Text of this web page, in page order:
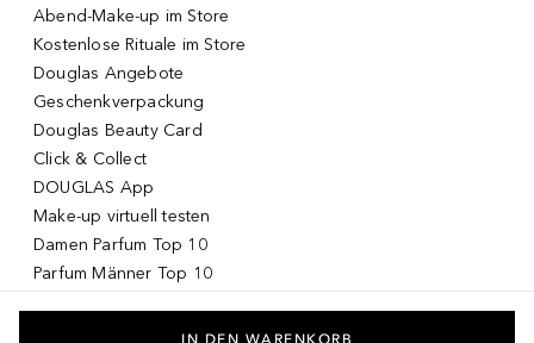
Abend-Make-up im Store
Kostenlose Rituale im Store
Douglas Angebote
Geschenkverpackung
Douglas Beauty Card
Click & Collect
DOUGLAS App
Make-up virtuell testen
Damen Parfum Top 10
Parfum Männer Top 10
Koreanische KosmetikIN DEN WARENKORB